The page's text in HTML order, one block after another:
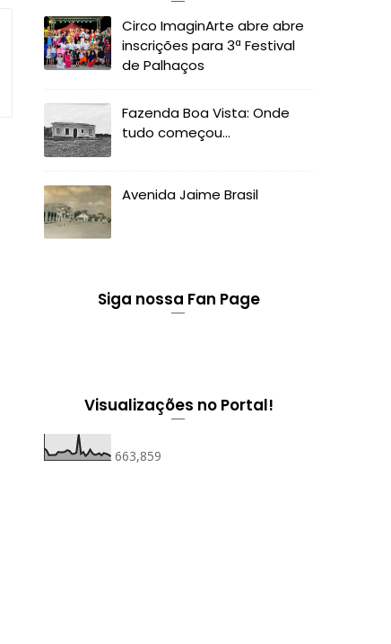
Circo ImaginArte abre abre
inscrições para 3ª Festival
de Palhaços
Fazenda Boa Vista: Onde
tudo começou...
Avenida Jaime Brasil
Siga nossa Fan Page
Visualizações no Portal!
663,859